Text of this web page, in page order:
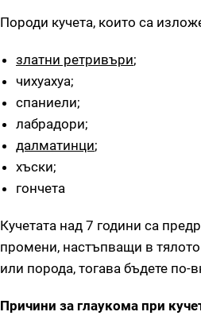
Породи кучета, които са
златни ретривъри;
чихуахуа;
спаниели;
лабрадори;
далматинци;
хъски;
гончета
Кучетата над 7 години са
промени, настъпващи в
или порода, тогава бъдете
Причини за глаукома при